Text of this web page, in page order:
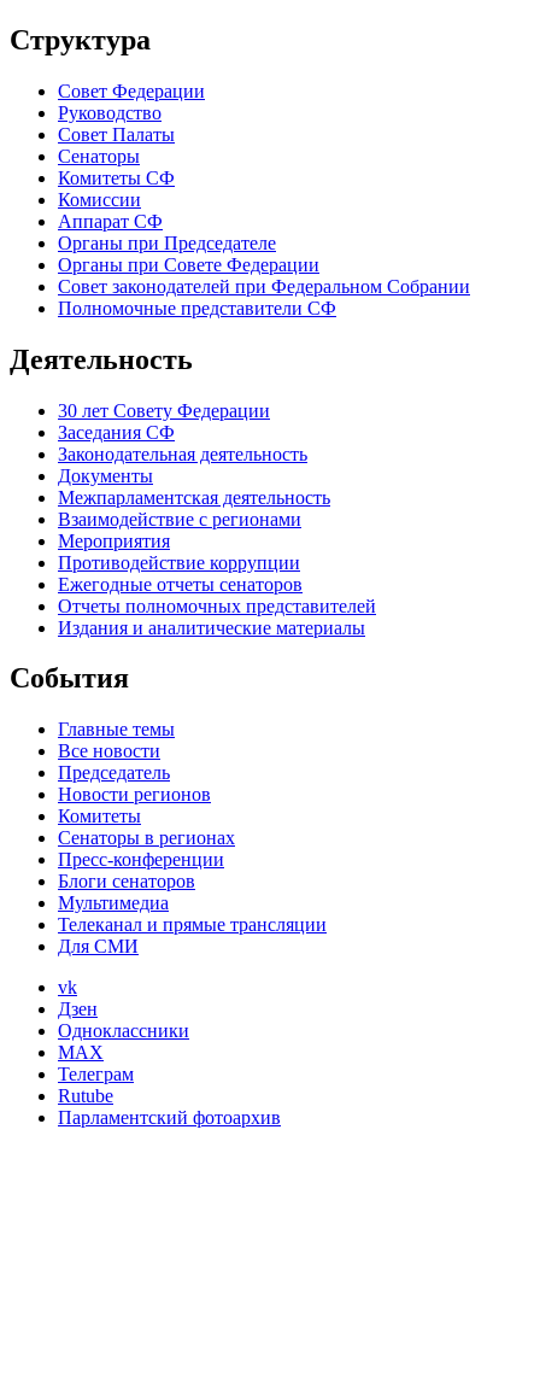
Структура
Совет Федерации
Руководство
Совет Палаты
Сенаторы
Комитеты СФ
Комиссии
Аппарат СФ
Органы при Председателе
Органы при Совете Федерации
Совет законодателей при Федеральном Собрании
Полномочные представители СФ
Деятельность
30 лет Совету Федерации
Заседания СФ
Законодательная деятельность
Документы
Межпарламентская деятельность
Взаимодействие с регионами
Мероприятия
Противодействие коррупции
Ежегодные отчеты сенаторов
Отчеты полномочных представителей
Издания и аналитические материалы
События
Главные темы
Все новости
Председатель
Новости регионов
Комитеты
Сенаторы в регионах
Пресс-конференции
Блоги сенаторов
Мультимедиа
Телеканал и прямые трансляции
Для СМИ
vk
Дзен
Одноклассники
MAX
Телеграм
Rutube
Парламентский фотоархив